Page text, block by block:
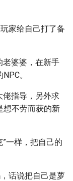
家给自己打了备
老婆婆，在新手
。
佬指导，另外求
想不劳而获的新
一样，把自己的
话说把自己是萝